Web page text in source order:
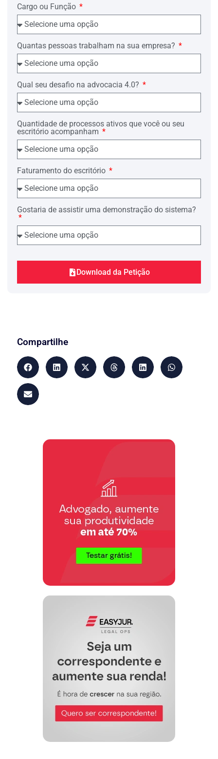
______, __ de ______ de ______
_______________________________
Advogado OAB/nº_________
Cargo ou Função
Quantas pessoas trabalham na sua empresa?
Qual seu desafio na advocacia 4.0?
Quantidade de processos ativos que você ou seu
escritório acompanham
Faturamento do escritório
Gostaria de assistir uma demonstração do sistema?
Download da Petição
Compartilhe